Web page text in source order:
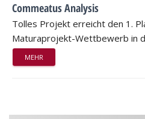
Commeatus Analysis
Tolles Projekt erreicht den 1.
Maturaprojekt-Wettbewerb in
MEHR